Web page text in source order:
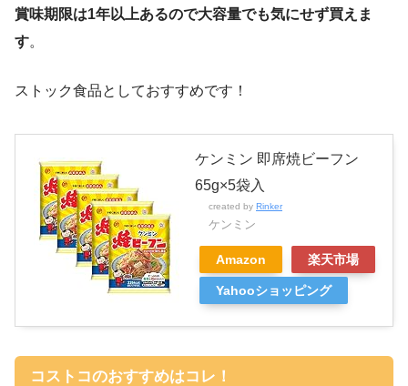
賞味期限は1年以上あるので大容量でも気にせず買えま
す。
ストック食品としておすすめです！
ケンミン 即席焼ビーフン
65g×5袋入
created by Rinker
ケンミン
Amazon 楽天市場
Yahooショッピング
コストコのおすすめはコレ！